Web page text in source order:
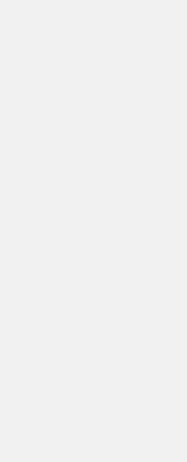
Gesellschaft für